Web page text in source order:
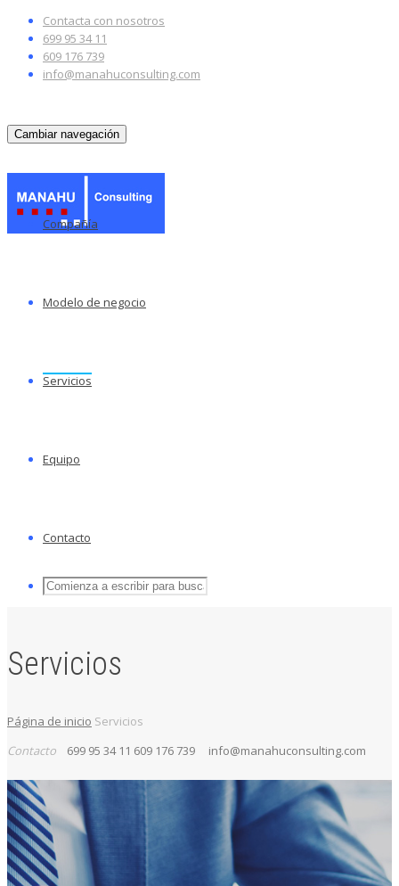
Contacta con nosotros
699 95 34 11
609 176 739
info@manahuconsulting.com
Cambiar navegación
Compañía
Modelo de negocio
Servicios
Equipo
Contacto
Servicios
Página de inicio Servicios
Contacto
699 95 34 11 609 176 739 info@manahuconsulting.com